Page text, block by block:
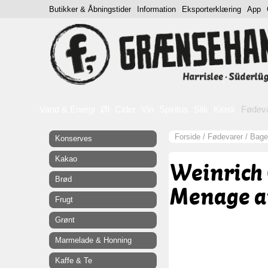
Forside / Fødevarer /
Weinrich
Menage
Konserves
Kakao
Brød
Frugt
Grønt
Marmelade & Honning
Kaffe & Te
Butikker & Åbningstider Information Eksporterklæring App